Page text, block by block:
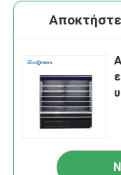
Αποκτήστε